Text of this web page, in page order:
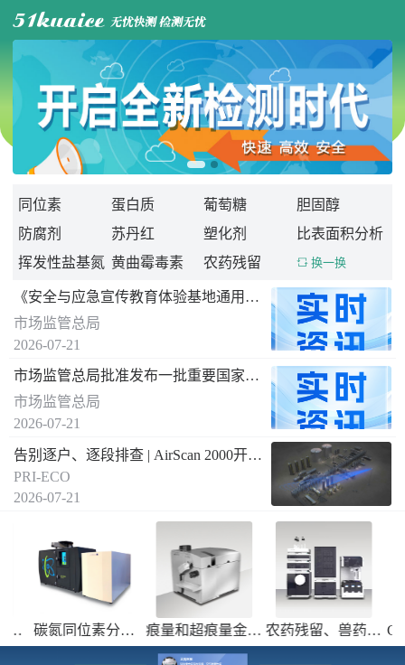

同位素 蛋白质 葡萄糖
胆固醇
防腐剂
苏丹红 塑化剂
比表面积分析
挥发性盐基氮 黄曲霉毒素 农药残留  换一换
《安全与应急宣传教育体验基地通用要求》 国家标准发布
市场监管总局
2026-07-21
市场监管总局批准发布一批重要国家标准
市场监管总局
2026-07-21
告别逐户、逐段排查 | AirScan 2000开启燃气泄漏远距离空间遥测新方式
PRI-ECO
2026-07-21
碳氮同位素分析
13 15
痕量和超痕量金属
元素的测定
农药残留、兽药残